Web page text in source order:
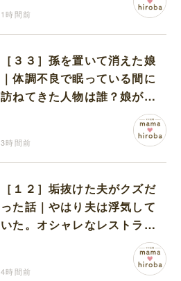
1時間前
［３３］孫を置いて消えた娘
｜体調不良で眠っている間に
訪ねてきた人物は誰？娘が戻
ってきたのかと不安になる
3時間前
［１２］垢抜けた夫がクズだ
った話｜やはり夫は浮気して
いた。オシャレなレストラン
4時間前